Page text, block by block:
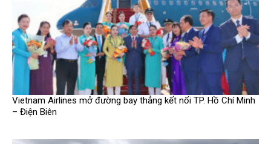
Vietnam Airlines mở đường bay thẳng kết nối TP. Hồ Chí Minh
– Điện Biên